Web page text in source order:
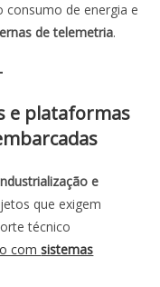
consumo de energia e
de telemetria.
plataformas
e
que exigem
técnico
comsistemas